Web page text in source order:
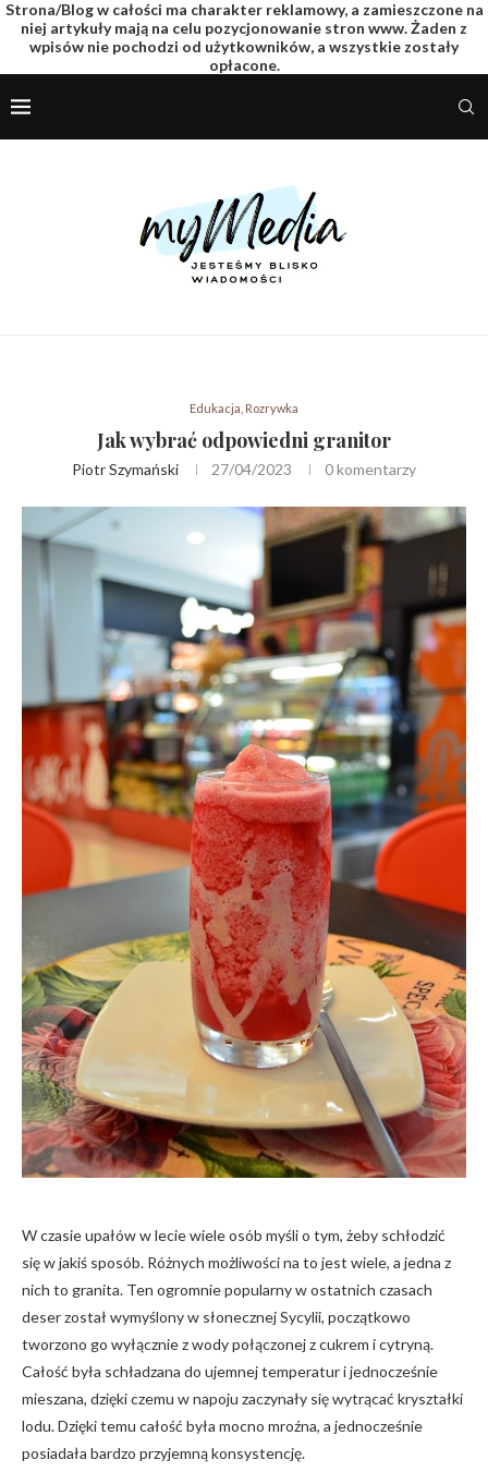
Strona/Blog w całości ma charakter reklamowy, a zamieszczone na
niej artykuły mają na celu pozycjonowanie stron www. Żaden z
wpisów nie pochodzi od użytkowników, a wszystkie zostały
opłacone.
Edukacja, Rozrywka
Jak wybrać odpowiedni granitor
Piotr Szymański 27/04/2023 0 komentarzy
W czasie upałów w lecie wiele osób myśli o tym, żeby schłodzić
się w jakiś sposób. Różnych możliwości na to jest wiele, a jedna z
nich to granita. Ten ogromnie popularny w ostatnich czasach
deser został wymyślony w słonecznej Sycylii, początkowo
tworzono go wyłącznie z wody połączonej z cukrem i cytryną.
Całość była schładzana do ujemnej temperatur i jednocześnie
mieszana, dzięki czemu w napoju zaczynały się wytrącać kryształki
lodu. Dzięki temu całość była mocno mroźna, a jednocześnie
posiadała bardzo przyjemną konsystencję.